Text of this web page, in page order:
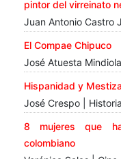
pintor del virreinato
Juan Antonio Castro
El Compae Chipuco
José Atuesta
Hispanidad y
José Crespo | Historia
8 mujeres que
colombiano